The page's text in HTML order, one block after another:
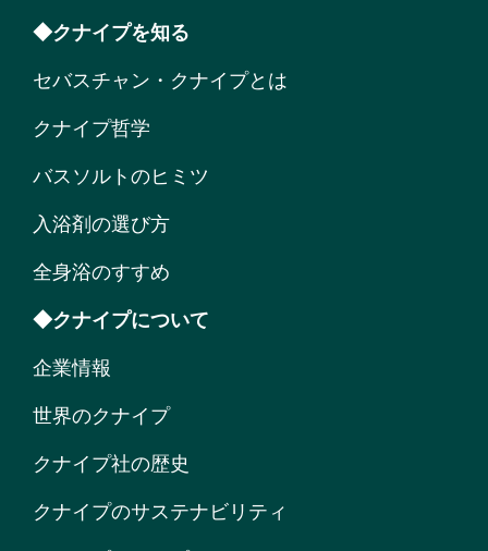
◆クナイプを知る
セバスチャン・クナイプとは
クナイプ哲学
バスソルトのヒミツ
入浴剤の選び方
全身浴のすすめ
◆クナイプについて
企業情報
世界のクナイプ
クナイプ社の歴史
クナイプのサステナビリティ